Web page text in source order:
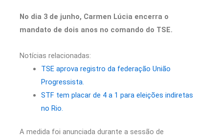
No dia 3 de junho, Carmen Lúcia encerra o
mandato de dois anos no comando do TSE.
Notícias relacionadas:
TSE aprova registro da federação União
Progressista.
STF tem placar de 4 a 1 para eleições indiretas
no Rio.
A medida foi anunciada durante a sessão de